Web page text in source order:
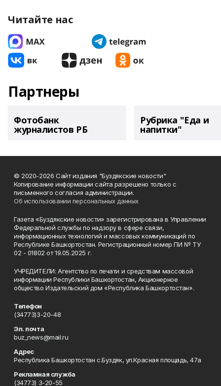
Читайте нас
Партнеры
Фотобанк
журналистов РБ
Рубрика "Еда и
напитки"
© 2020-2026 Сайт издания "Буздякские новости"
Копирование информации сайта разрешено только с
письменного согласия администрации.
Об использовании персональных данных
Газета «Буздякские новости» зарегистрирована в Управлении
Федеральной службы по надзору в сфере связи,
информационных технологий и массовых коммуникаций по
Республике Башкортостан. Регистрационный номер ПИ № ТУ
02 - 01802 от 19.05.2025 г.
УЧРЕДИТЕЛИ: Агентство по печати и средствам массовой
информации Республики Башкортостан, Акционерное
общество Издательский дом «Республика Башкортостан».
Телефон
(34773)3-20-48
Эл. почта
buz_news@mail.ru
Адрес
Республика Башкортостан с.Буздяк, ул.Красная площадь, 47а
Рекламная служба
(34773) 3-20-55